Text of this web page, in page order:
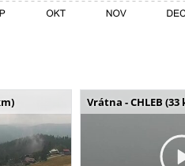
Vrátna - CHLEB (33